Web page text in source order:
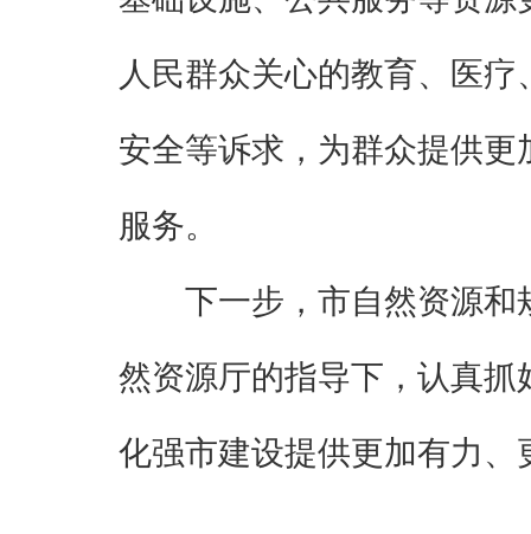
人民群众关心的教育、医
安全等诉求，为群众提供
服务。
下一步，市自然资源
然资源厅的指导下，认真
化强市建设提供更加有力